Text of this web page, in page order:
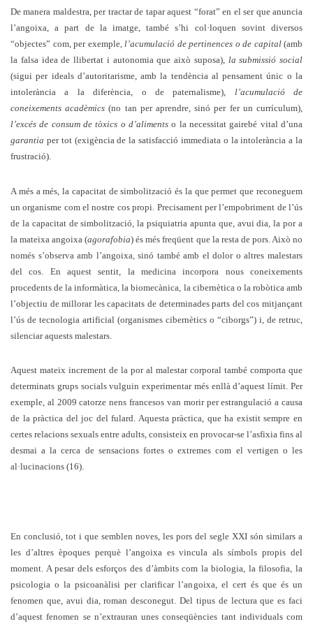
De manera maldestra, per tractar de tapar aquest “forat” en el ser que anuncia
l’angoixa, a part de la imatge, també s’hi col·loquen sovint diversos
“objectes” com, per exemple, l’acumulació de pertinences o de capital(amb
la falsa idea de llibertat i autonomia que això suposa), la submissió social
(sigui per ideals d’autoritarisme, amb la tendència al pensament únic o la
intolerància a la diferència, o de paternalisme), l’acumulació de
coneixements acadèmics (no tan per aprendre, sinó per fer un currículum),
l’excés de consum de tòxics o d’alimentso la necessitat gairebé vital d’una
garantia per tot (exigència de la satisfacció immediata o la intolerància a la
frustració).
A més a més, la capacitat de simbolització és la que permet que reconeguem
un organisme com el nostre cos propi. Precisament per l’empobriment de l’ús
de la capacitat de simbolització, la psiquiatria apunta que, avui dia, la por a
la mateixa angoixa (agorafobia) és més freqüent que la resta de pors. Això no
només s’observa amb l’angoixa, sinó també amb el dolor o altres malestars
del cos. En aquest sentit, la medicina incorpora nous coneixements
procedents de la informàtica, la biomecànica, la cibernètica o la robòtica amb
l’objectiu de millorar les capacitats de determinades parts del cos mitjançant
l’ús de tecnologia artificial (organismes cibernètics o “ciborgs”) i, de retruc,
silenciar aquests malestars.
Aquest mateix increment de la por al malestar corporal també comporta que
determinats grups socials vulguin experimentar més enllà d’aquest límit. Per
exemple, al 2009 catorze nens francesos van morir per estrangulació a causa
de la pràctica del joc del fulard. Aquesta pràctica, que ha existit sempre en
certes relacions sexuals entre adults, consisteix en provocar-se l’asfixia fins al
desmai a la cerca de sensacions fortes o extremes com el vertigen o les
al·lucinacions (16).
En conclusió, tot i que semblen noves, les pors del segle XXI són similars a
les d’altres èpoques perquè l’angoixa es vincula als símbols propis del
moment. A pesar dels esforços des d’àmbits com la biologia, la filosofia, la
psicologia o la psicoanàlisi per clarificar l’angoixa, el cert és que és un
fenomen que, avui dia, roman desconegut. Del tipus de lectura que es faci
d’aquest fenomen se n’extrauran unes conseqüències tant individuals com